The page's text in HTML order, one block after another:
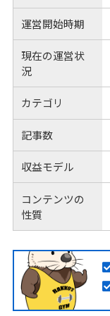
運営開始時期
現在の運営状
況
カテゴリ
記事数
収益モデル
コンテンツの
性質